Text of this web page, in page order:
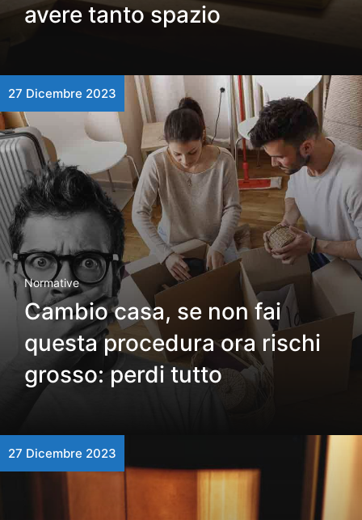
avere tanto spazio
27 Dicembre 2023
Normative
Cambio casa, se non fai
questa procedura ora rischi
grosso: perdi tutto
27 Dicembre 2023